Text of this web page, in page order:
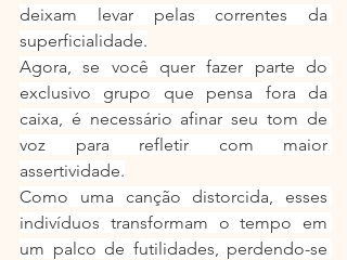
deixam levar pelas correntes da
superficialidade.
Agora, se você quer fazer parte do
exclusivo grupo que pensa fora da
caixa, é necessário afinar seu tom de
voz para refletir com maior
assertividade.
Como uma canção distorcida, esses
indivíduos transformam o tempo em
um palco de futilidades, perdendo-se